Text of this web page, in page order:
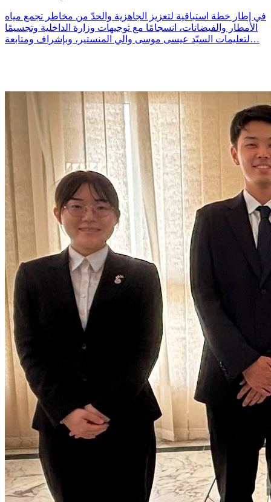
في إطار خطة استباقية لتعزيز الجاهزية والحدّ من مخاطر تجمع مياه
الأمطار والفيضانات، انسجامًا مع توجيهات وزارة الداخلية وتجسيمًا
لتعليمات السيّد عيسى موسى والي المنستير، وبإشراف ومتابعة…